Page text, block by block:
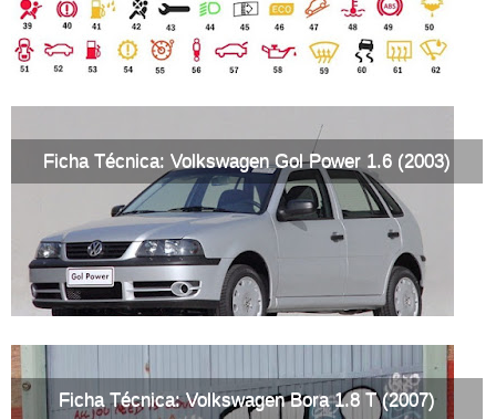
Ficha Técnica: Volkswagen Gol Power 1.6 (2003)
Ficha Técnica: Volkswagen Bora 1.8 T (2007)